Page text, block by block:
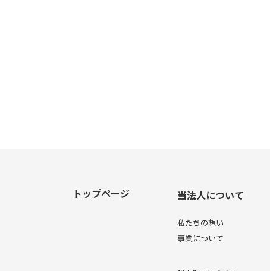
トップページ 当法人について
私たちの想い
事業について